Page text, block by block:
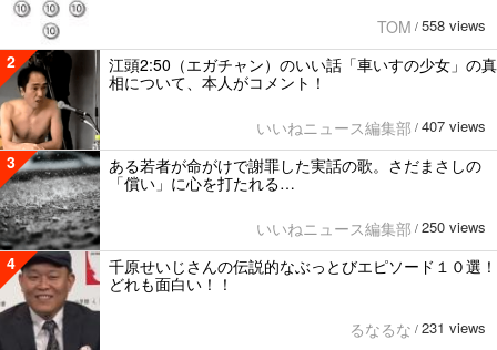
TOM / 558 views
2
江頭2:50（エガチャン）のいい話「車いすの少女」の真
相について、本人がコメント！
いいねニュース編集部 / 407 views
3
ある若者が命がけで謝罪した実話の歌。さだまさしの
「償い」に心を打たれる…
いいねニュース編集部 / 250 views
4
千原せいじさんの伝説的なぶっとびエピソード１０選！
どれも面白い！！
るなるな / 231 views